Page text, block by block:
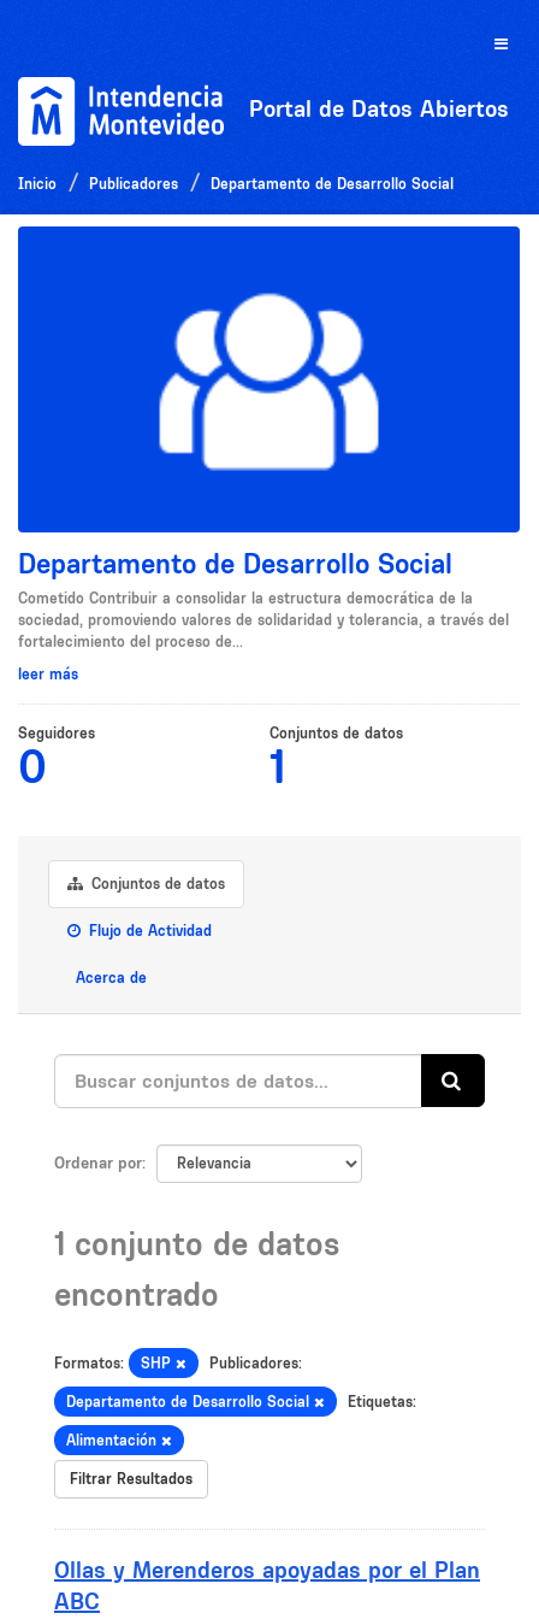
Toggle
Portal de Datos Abiertos
Inicio Publicadores Departamento de Desarrollo Social
Departamento de Desarrollo Social
Cometido Contribuir a consolidar la estructura democrática de la
sociedad, promoviendo valores de solidaridad y tolerancia, a través del
fortalecimiento del proceso de...
leer más
Seguidores
0
Conjuntos de datos
1
Conjuntos de datos
Flujo de Actividad
Acerca de
Ordenar por
1 conjunto de datos
encontrado
Formatos: SHP Publicadores:
Departamento de Desarrollo Social Etiquetas:
Alimentación
Filtrar Resultados
Ollas y Merenderos apoyadas por el Plan
ABC